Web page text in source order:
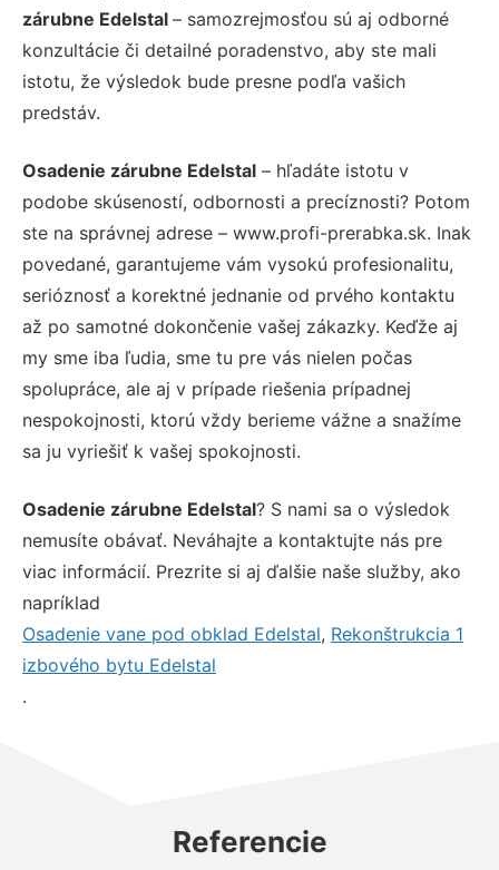
zárubne Edelstal – samozrejmosťou sú aj odborné
konzultácie či detailné poradenstvo, aby ste mali
istotu, že výsledok bude presne podľa vašich
predstáv.
Osadenie zárubne Edelstal – hľadáte istotu v
podobe skúseností, odbornosti a precíznosti? Potom
ste na správnej adrese – www.profi-prerabka.sk. Inak
povedané, garantujeme vám vysokú profesionalitu,
serióznosť a korektné jednanie od prvého kontaktu
až po samotné dokončenie vašej zákazky. Keďže aj
my sme iba ľudia, sme tu pre vás nielen počas
spolupráce, ale aj v prípade riešenia prípadnej
nespokojnosti, ktorú vždy berieme vážne a snažíme
sa ju vyriešiť k vašej spokojnosti.
Osadenie zárubne Edelstal? S nami sa o výsledok
nemusíte obávať. Neváhajte a kontaktujte nás pre
viac informácií. Prezrite si aj ďalšie naše služby, ako
napríklad
Osadenie vane pod obklad Edelstal, Rekonštrukcia 1
izbového bytu Edelstal
.
Referencie